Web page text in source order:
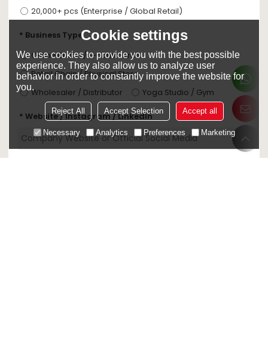
20,000+ pcs (Enterprise / Global Retail)
Business Type
Online Brand / E-commerce
Retail Chain / Physical Store
Wholesaler / Distributor
Yoga Studio / Gym
Website / Instagram / LinkedIn
Cookie settings
We use cookies to provide you with the best possible
experience. They also allow us to analyze user
behavior in order to constantly improve the website for
you.
Reject All Accept Selection Accept all
Necessary Analytics Preferences Marketing